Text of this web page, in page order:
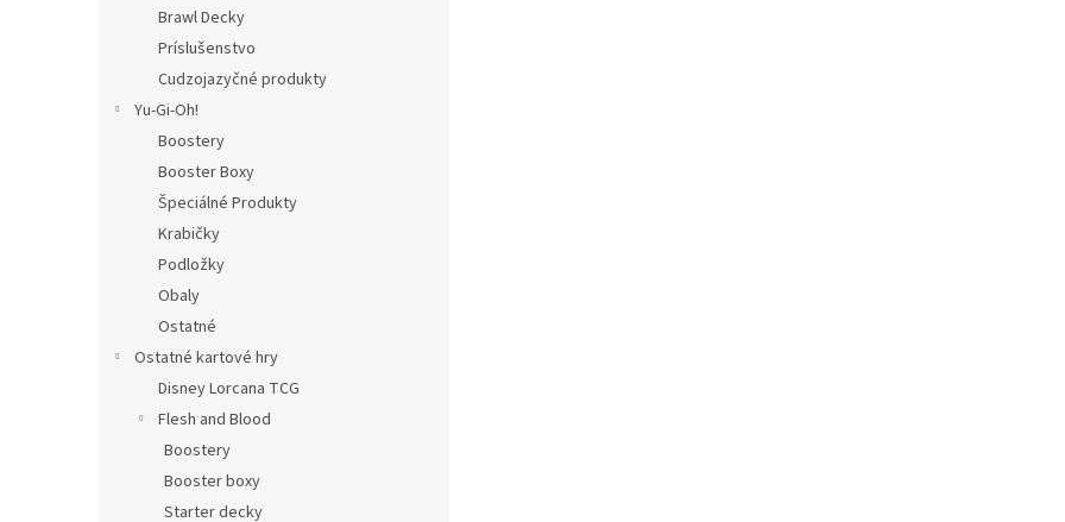
Brawl Decky
Príslušenstvo
Cudzojazyčné produkty
Yu-Gi-Oh!
Boostery
Booster Boxy
Špeciálné Produkty
Krabičky
Podložky
Obaly
Ostatné
Ostatné kartové hry
Disney Lorcana TCG
Flesh and Blood
Boostery
Booster boxy
Starter decky